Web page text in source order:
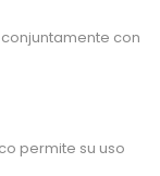
con
permite su uso